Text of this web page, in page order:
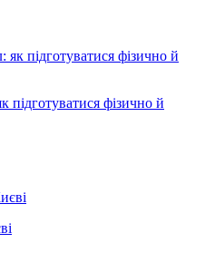
підготуватися фізично й